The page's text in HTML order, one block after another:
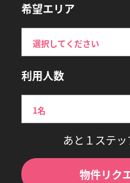
希望エリア
利用人数
あと１ステッ
物件リク